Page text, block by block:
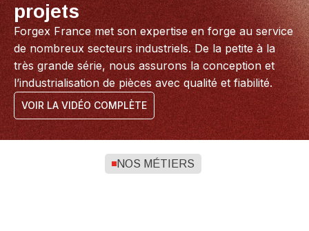
projets
Forgex France met son expertise en forge au service
de nombreux secteurs industriels. De la petite à la
très grande série, nous assurons la conception et
l’industrialisation de pièces avec qualité et fiabilité.
VOIR LA VIDÉO COMPLÈTE
NOS MÉTIERS